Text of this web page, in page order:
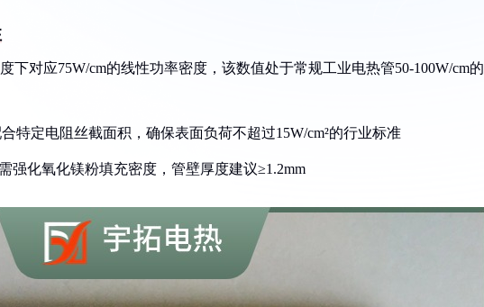
下对应75W/cm的线性功率密度，该数值处于常规工业电热管50-100W/cm的
特定电阻丝截面积，确保表面负荷不超过15W/cm²的行业标准
强化氧化镁粉填充密度，管壁厚度建议≥1.2mm